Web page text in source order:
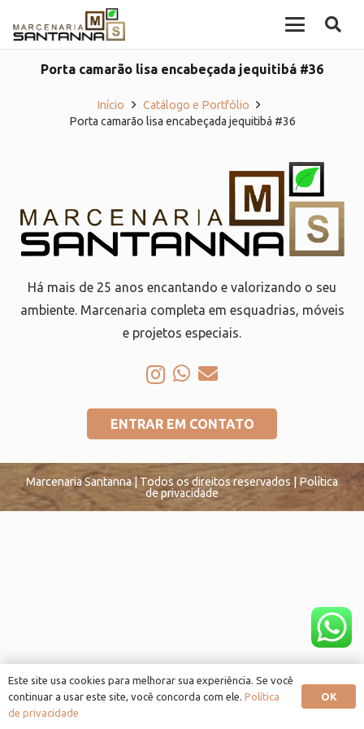
Porta camarão lisa encabeçada jequitibá #36
Início
Catálogo e Portfólio
Porta camarão lisa encabeçada jequitibá #36
Há mais de 25 anos encantando e valorizando o seu
ambiente. Marcenaria completa em esquadrias, móveis
e projetos especiais.
ENTRAR EM CONTATO
Marcenaria Santanna | Todos os direitos reservados | Política
de privacidade
Este site usa cookies para melhorar sua experiência. Se você
continuar a usar este site, você concorda com ele. Política
de privacidade
OK